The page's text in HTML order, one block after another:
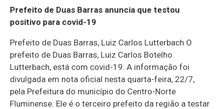
Prefeito de Duas Barras anuncia que testou
positivo para covid-19
Prefeito de Duas Barras, Luiz Carlos Lutterbach O
prefeito de Duas Barras, Luiz Carlos Botelho
Lutterbach, está com covid-19. A informação foi
divulgada em nota oficial nesta quarta-feira, 22/7,
pela Prefeitura do município do Centro-Norte
Fluminense. Ele é o terceiro prefeito da região a testar